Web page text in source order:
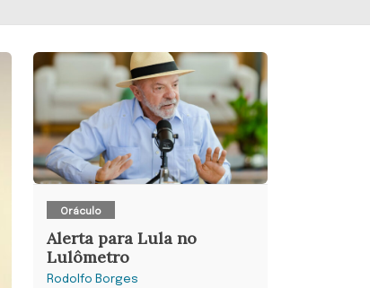
Oráculo
Alerta para Lula no
Lulômetro
Rodolfo Borges